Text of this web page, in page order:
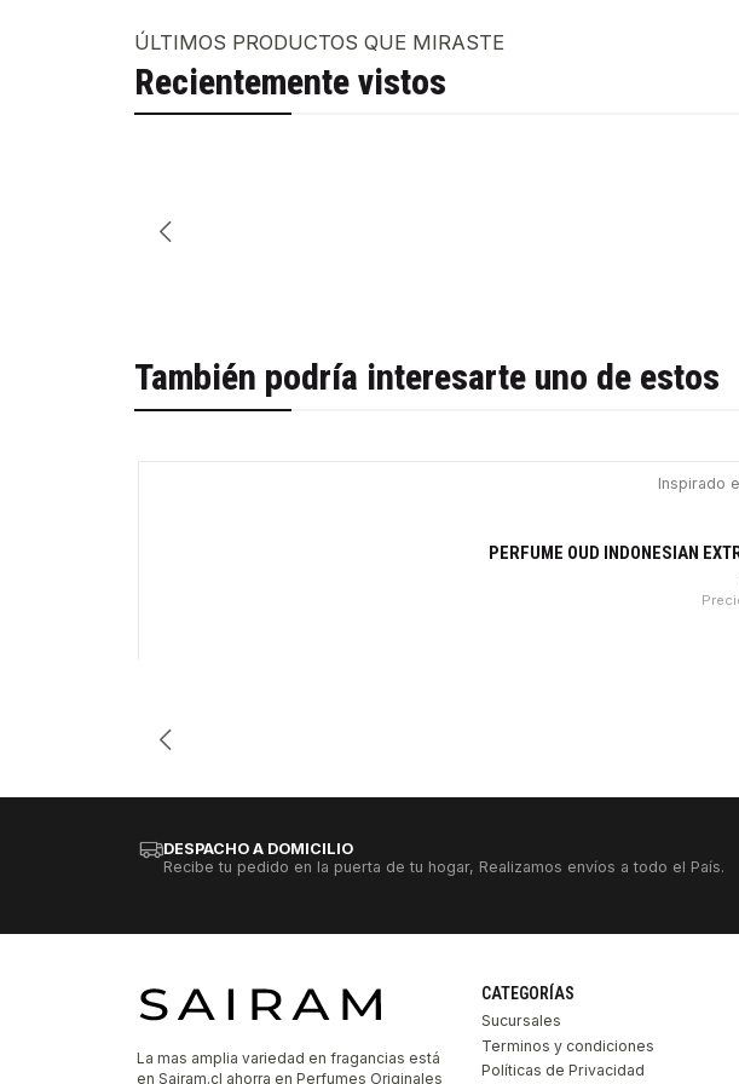
ÚLTIMOS PRODUCTOS QUE MIRASTE
Recientemente vistos
También podría interesarte uno de estos
Inspirado
PERFUME OUD INDONESIAN
DESPACHO A DOMICILIO
Recibe tu pedido en la puerta de tu hogar, Realizamos envíos a todo el País.
La mas amplia variedad en fragancias está
en Sairam.cl ahorra en Perfumes Originales
CATEGORÍAS
Sucursales
Terminos y condiciones
Políticas de Privacidad